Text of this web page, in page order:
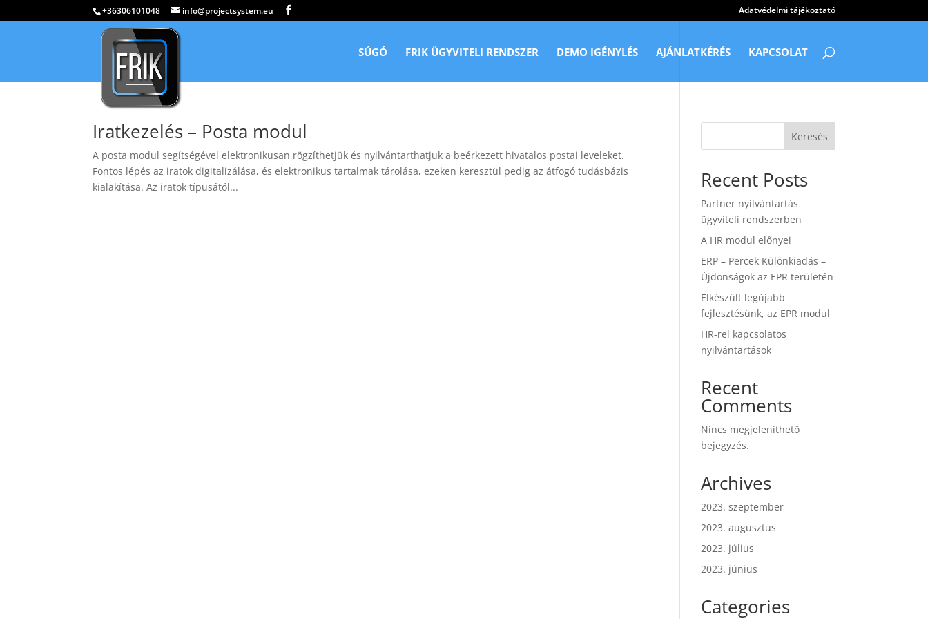
+36306101048 info@projectsystem.eu Adatvédelmi tájékoztató
SÚGÓ FRIK ÜGYVITELI RENDSZER DEMO IGÉNYLÉS AJÁNLATKÉRÉS KAPCSOLAT
Iratkezelés – Posta modul
A posta modul segítségével elektronikusan rögzíthetjük és nyilvántarthatjuk a beérkezett hivatalos postai leveleket.
Fontos lépés az iratok digitalizálása, és elektronikus tartalmak tárolása, ezeken keresztül pedig az átfogó tudásbázis
kialakítása. Az iratok típusától...
Keresés
Recent Posts
Partner nyilvántartás
ügyviteli rendszerben
A HR modul előnyei
ERP – Percek Különkiadás –
Újdonságok az EPR területén
Elkészült legújabb
fejlesztésünk, az EPR modul
HR-rel kapcsolatos
nyilvántartások
Recent
Comments
Nincs megjeleníthető
bejegyzés.
Archives
2023. szeptember
2023. augusztus
2023. július
2023. június
Categories